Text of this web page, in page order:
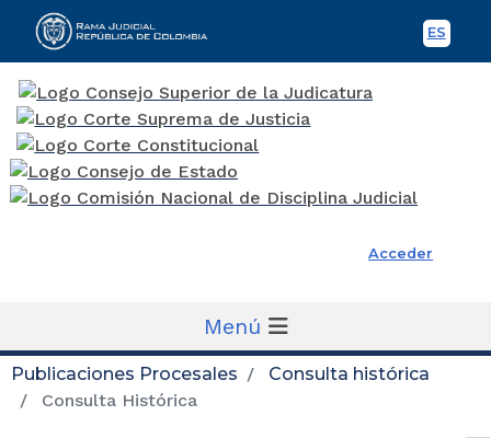
ES
Rama Judicial
Acceder
Menú
Publicaciones Procesales
Consulta histórica
Consulta Histórica